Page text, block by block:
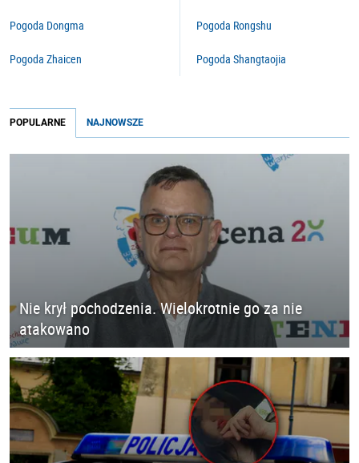
Pogoda Dongma
Pogoda Zhaicen
Pogoda Rongshu
Pogoda Shangtaojia
POPULARNE NAJNOWSZE
Nie krył pochodzenia. Wielokrotnie go za nie
atakowano